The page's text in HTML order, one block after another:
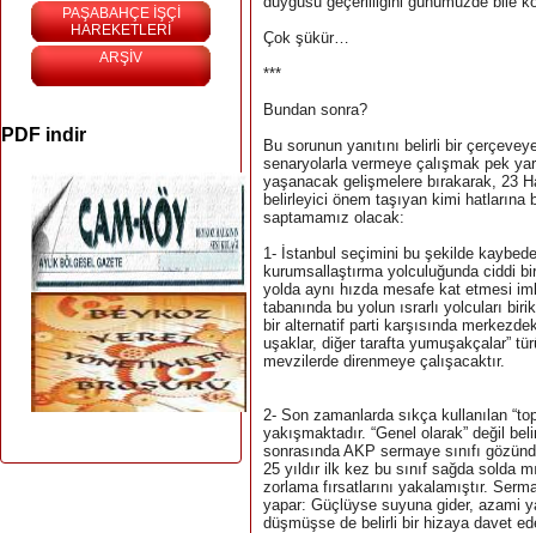
PAŞABAHÇE İŞÇİ
HAREKETLERİ
ARŞİV
PDF indir
Çok şükür…
***
Bundan sonra?
Bu sorunun yanıtını belirli bir
senaryolarla vermeye çalışmak pek
yaşanacak gelişmelere bırakarak, 23
belirleyici önem taşıyan kimi
saptamamız olacak:
1- İstanbul seçimini bu şekilde
kurumsallaştırma yolculuğunda ciddi
yolda aynı hızda mesafe kat etmesi
tabanında bu yolun ısrarlı yolcuları
bir alternatif parti karşısında
uşaklar, diğer tarafta yumuşakçalar”
mevzilerde direnmeye çalışacaktır.
2- Son zamanlarda sıkça kullanılan
yakışmaktadır. “Genel olarak” değil
sonrasında AKP sermaye sınıfı
25 yıldır ilk kez bu sınıf sağda solda
zorlama fırsatlarını yakalamıştır.
yapar: Güçlüyse suyuna gider, azami
düşmüşse de belirli bir hizaya davet